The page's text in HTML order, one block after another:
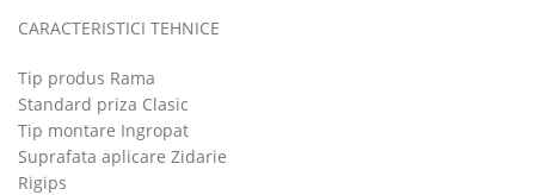
CARACTERISTICI TEHNICE
Tip produs Rama
Standard priza Clasic
Tip montare Ingropat
Suprafata aplicare Zidarie
Rigips